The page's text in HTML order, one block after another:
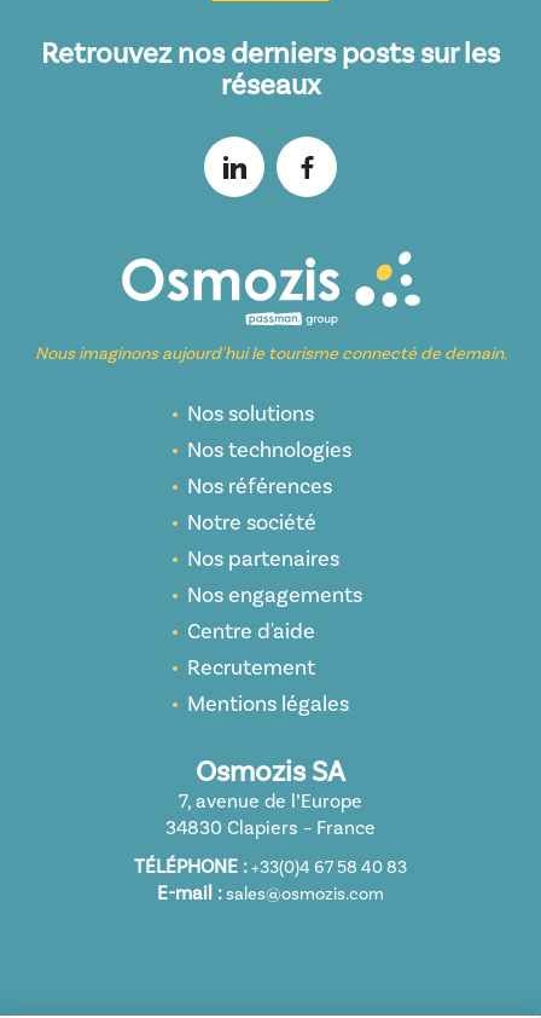
Retrouvez nos derniers posts sur les
réseaux
Nous imaginons aujourd'hui le tourisme connecté de demain.
Nos solutions
Nos technologies
Nos références
Notre société
Nos partenaires
Nos engagements
Centre d'aide
Recrutement
Mentions légales
Osmozis SA
7, avenue de l’Europe
34830 Clapiers – France
TÉLÉPHONE :+33(0)4 67 58 40 83
E-mail :sales@osmozis.com